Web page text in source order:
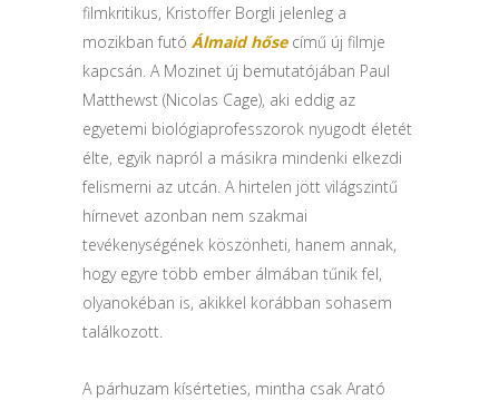
filmkritikus, Kristoffer Borgli jelenleg a
mozikban futó Álmaid hősecímű új filmje
kapcsán. A Mozinet új bemutatójában Paul
Matthewst (Nicolas Cage), aki eddig az
egyetemi biológiaprofesszorok nyugodt életét
élte, egyik napról a másikra mindenki elkezdi
felismerni az utcán. A hirtelen jött világszintű
hírnevet azonban nem szakmai
tevékenységének köszönheti, hanem annak,
hogy egyre több ember álmában tűnik fel,
olyanokéban is, akikkel korábban sohasem
találkozott.
A párhuzam kísérteties, mintha csak Arató